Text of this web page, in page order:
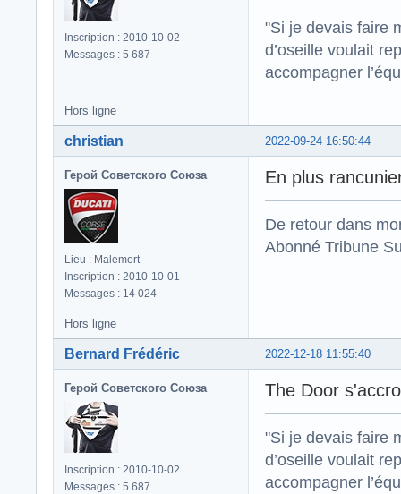
Inscription : 2010-10-02
Messages : 5 687
"Si je devais faire
d’oseille voulait
accompagner
Hors ligne
2022-09-24 16:50:44
christian
Герой Советского Союза
Lieu : Malemort
Inscription : 2010-10-01
Messages : 14 024
En plus
De retour dans
Abonné Tribune
Hors ligne
2022-12-18 11:55:40
Bernard Frédéric
Герой Советского Союза
Inscription : 2010-10-02
Messages : 5 687
The Door
"Si je devais faire
d’oseille voulait
accompagner